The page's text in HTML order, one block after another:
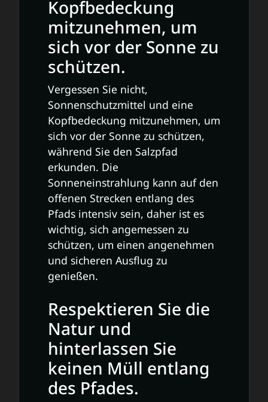
Kopfbedeckung
mitzunehmen, um
sich vor der Sonne zu
schützen.
Vergessen Sie nicht,
Sonnenschutzmittel und eine
Kopfbedeckung mitzunehmen, um
sich vor der Sonne zu schützen,
während Sie den Salzpfad
erkunden. Die
Sonneneinstrahlung kann auf den
offenen Strecken entlang des
Pfads intensiv sein, daher ist es
wichtig, sich angemessen zu
schützen, um einen angenehmen
und sicheren Ausflug zu
genießen.
Respektieren Sie die
Natur und
hinterlassen Sie
keinen Müll entlang
des Pfades.